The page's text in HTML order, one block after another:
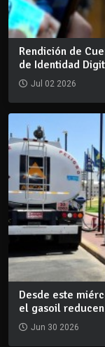
Rendición de
de Identidad
Jul 02 2026
Desde este
el gasoil
Jun 30 2026